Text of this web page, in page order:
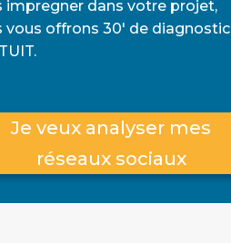
impregner dans votre projet,
vous offrons 30′ de diagnostic
Je veux analyser mes
réseaux sociaux